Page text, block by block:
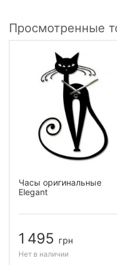
Просмотренные
Часы оригинальные
Elegant
1 495 грн
Нет в наличии